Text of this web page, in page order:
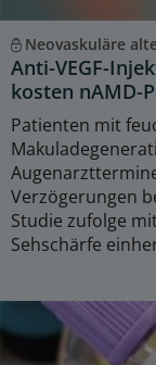
Neovaskuläre
Anti-VEGF-
kosten nAMD-
Patienten mit
Verzögerungen
Studie zufolge
Sehschärfe